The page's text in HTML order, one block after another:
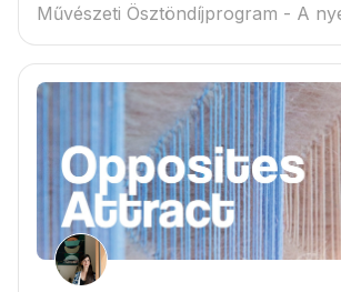
Művészeti Ösztöndíjprogram - A
tartaléklistás pályázók névsora
csatolmányban